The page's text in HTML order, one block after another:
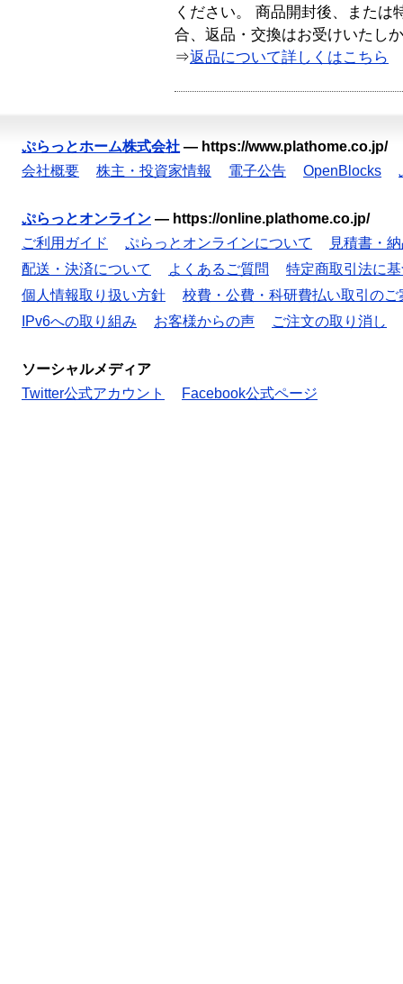
ください。 商品開封後、または
合、返品・交換はお受けいたし
⇒返品について詳しくはこちら
ぷらっとホーム株式会社 — https://www.plathome.co.jp/
会社概要
株主・投資家情報 電子公告 OpenBlocks
ぷらっとオンライン — https://online.plathome.co.jp/
ご利用ガイド
ぷらっとオンラインについて
見積書・
配送・決済について
よくあるご質問
特定商取引法に
個人情報取り扱い方針
校費・公費・科研費払い取引のご
IPv6への取り組み
お客様からの声 ご注文の取り消し
ソーシャルメディア
Twitter公式アカウント
Facebook公式ページ